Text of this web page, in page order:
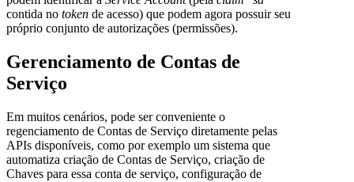
contida no token de acesso) que podem agora possuir seu
próprio conjunto de autorizações (permissões).
Gerenciamento de Contas de
Serviço
Em muitos cenários, pode ser conveniente o
regenciamento de Contas de Serviço diretamente pelas
APIs disponíveis, como por exemplo um sistema que
automatiza criação de Contas de Serviço, criação de
Chaves para essa conta de serviço, configuração de